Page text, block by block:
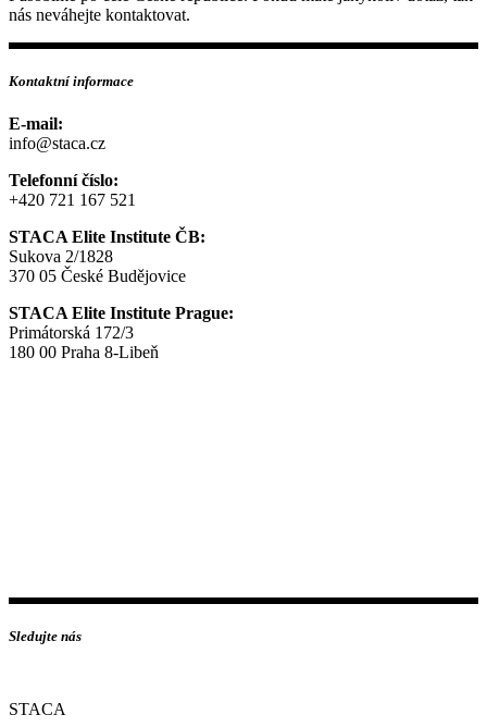
nás neváhejte kontaktovat.
Kontaktní informace
E-mail:
info@staca.cz
Telefonní číslo:
+420 721 167 521
STACA Elite Institute ČB:
Sukova 2/1828
370 05 České Budějovice
STACA Elite Institute Prague:
Primátorská 172/3
180 00 Praha 8-Libeň
Sledujte nás
STACA